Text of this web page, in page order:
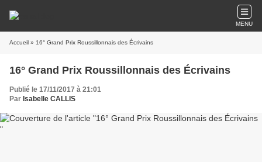
MENU
Accueil » 16° Grand Prix Roussillonnais des Écrivains
16° Grand Prix Roussillonnais des Écrivains
Publié le 17/11/2017 à 21:01
Par Isabelle CALLIS